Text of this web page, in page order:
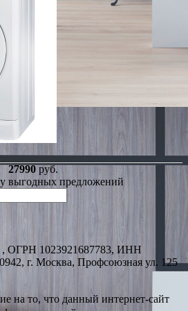
27990руб.
выгодных предложений
ОГРН 1023921687783, ИНН
г. Москва, Профсоюзная ул. 125
на то, что данный интернет-сайт